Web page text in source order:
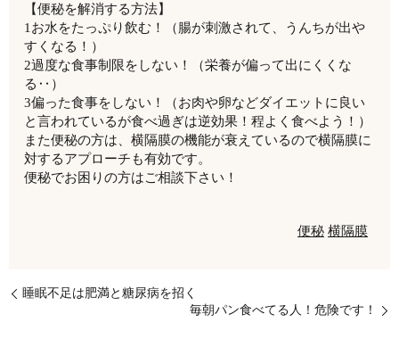
【便秘を解消する方法】
1お水をたっぷり飲む！（腸が刺激されて、うんちが出や
すくなる！）
2過度な食事制限をしない！（栄養が偏って出にくくな
る‥）
3偏った食事をしない！（お肉や卵などダイエットに良い
と言われているが食べ過ぎは逆効果！程よく食べよう！）
また便秘の方は、横隔膜の機能が衰えているので横隔膜に
対するアプローチも有効です。
便秘でお困りの方はご相談下さい！
便秘 横隔膜
睡眠不足は肥満と糖尿病を招く
毎朝パン食べてる人！危険です！